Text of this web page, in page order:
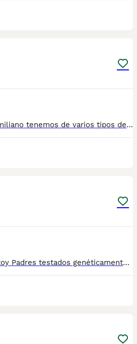
disponible varios caniche toy Emiliano tenemos de varios tipos de caniche varios colores centro de cria especializado en caniche. Estamos en Galicia. Los perros están listos para la entrega con dos vacunas pasaporte, microchip y garantías. Si estás interesado llámanos al número 622220217 Precio desde 1600
Preciosos Pomsky F3 tamaños toy Padres testados genéticamente Testados de displasia de cadera Cachorros muy socializados y muy cariñosos Se pueden venir a ver sin compromiso Se entregan con pasaporte, microchip, vacunados, desparasitados, con contrato, kit cachorro Madre F2 importada de Rusia Padre F5 importado de Estados Unidos Se hacen envíos